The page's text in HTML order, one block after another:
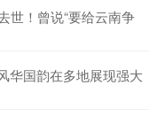
世！曾说“要给云南争
华国韵在多地展现强大